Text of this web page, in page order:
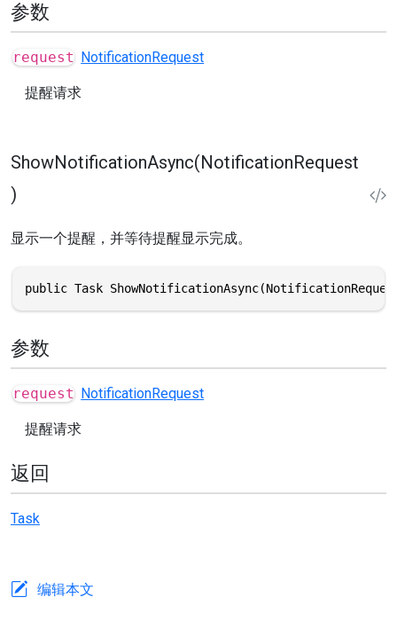
参数
request NotificationRequest
提醒请求
ShowNotificationAsync(NotificationRequest
)
显示一个提醒，并等待提醒显示完成。
public Task
参数
request NotificationRequest
提醒请求
返回
Task
编辑本文